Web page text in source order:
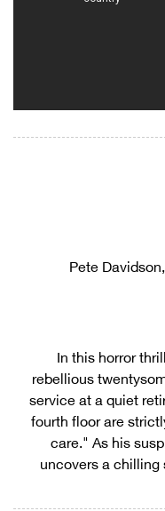
In this horror
rebellious
service at a quiet
fourth floor are
care." As his
uncovers a